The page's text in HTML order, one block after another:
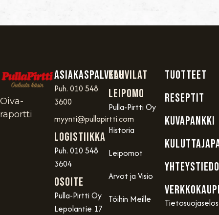
Oiva-
raportti
Asiakaspalvelu
Puh. 010 548
3600
myynti@pullapirtti.com
Logistiikka
Puh. 010 548
3604
OSOITE
Pulla-Pirtti Oy
Lepolantie 17
Kahvilat
Leipomo
Pulla-Pirtti Oy
Historia
Leipomot
Arvot ja Visio
Töihin Meille
TUOTTEET
RESEPTIT
KUVAPANKKI